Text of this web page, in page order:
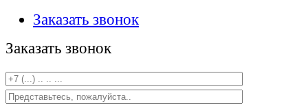
Заказать звонок
Заказать звонок